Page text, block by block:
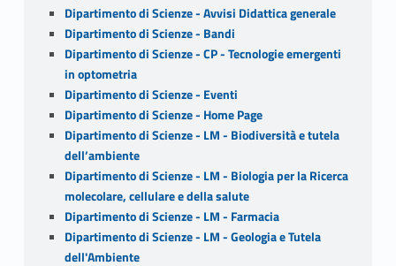
Dipartimento di Scienze - Avvisi Didattica generale
Dipartimento di Scienze - Bandi
Dipartimento di Scienze - CP - Tecnologie emergenti
in optometria
Dipartimento di Scienze - Eventi
Dipartimento di Scienze - Home Page
Dipartimento di Scienze - LM - Biodiversità e tutela
dell’ambiente
Dipartimento di Scienze - LM - Biologia per la Ricerca
molecolare, cellulare e della salute
Dipartimento di Scienze - LM - Farmacia
Dipartimento di Scienze - LM - Geologia e Tutela
dell'Ambiente